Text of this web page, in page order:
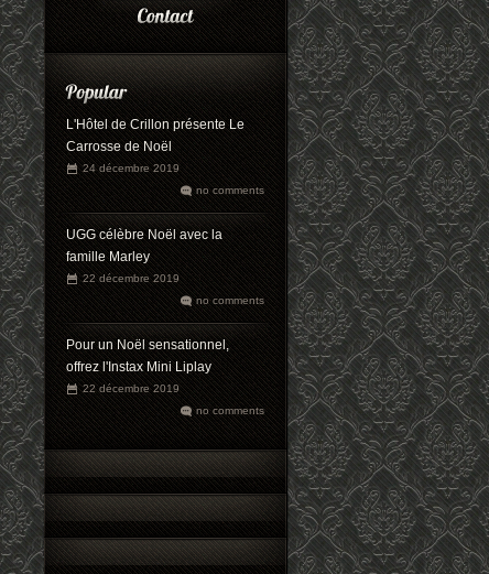
L'Hôtel de Crillon présente Le
Carrosse de Noël
24 décembre 2019
no comments
UGG célèbre Noël avec la
famille Marley
22 décembre 2019
no comments
Pour un Noël sensationnel,
offrez l'Instax Mini Liplay
22 décembre 2019
no comments